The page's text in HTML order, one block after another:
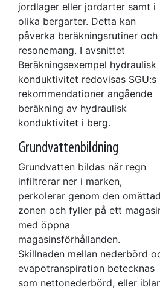
jordlager eller jordarter samt i
olika bergarter. Detta kan
påverka beräkningsrutiner och
resonemang. I avsnittet
Beräkningsexempel hydraulisk
konduktivitet redovisas SGU:s
rekommendationer angående
beräkning av hydraulisk
konduktivitet i berg.
Grundvattenbildning
Grundvatten bildas när regn
infiltrerar ner i marken,
perkolerar genom den
zonen och fyller på ett
med öppna
magasinsförhållanden.
Skillnaden mellan nederbörd
evapotranspiration betecknas
som nettonederbörd, eller